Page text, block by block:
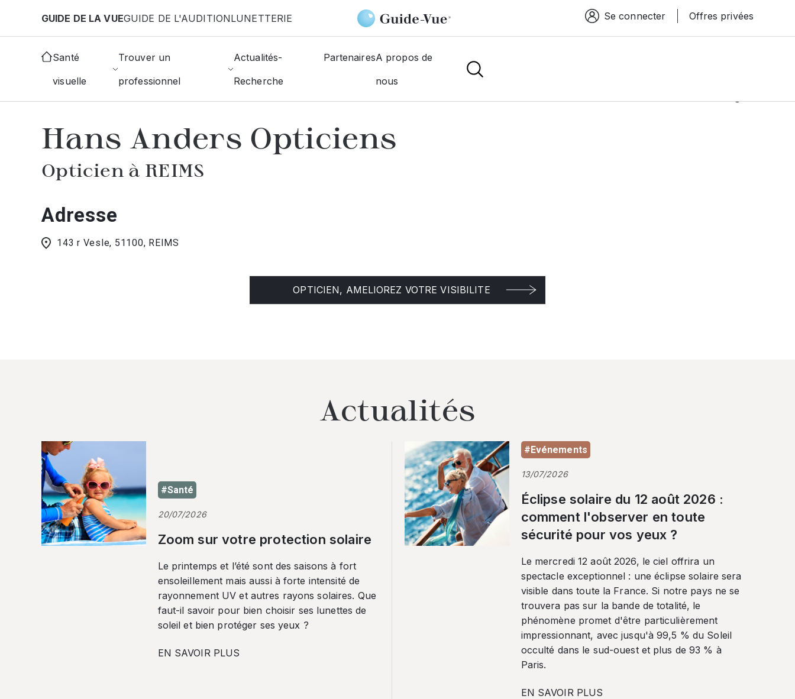
GUIDE DE LA VUEGUIDE DE L'AUDITIONLUNETTERIE Espace connexion
Se connecter Offres privées
Santé
visuelle
Trouver un
professionnel
Actualités-
Recherche
PartenairesA propos de
nous
Accueil Choisir mon opticien Reims Hans Anders Opticiens
Hans Anders Opticiens
Opticien à REIMS
Adresse
143 r Vesle, 51100, REIMS
OPTICIEN, AMELIOREZ VOTRE VISIBILITE
Actualités
#Santé
20/07/2026
Zoom sur votre protection solaire
Le printemps et l’été sont des saisons à fort
ensoleillement mais aussi à forte intensité de
rayonnement UV et autres rayons solaires. Que
faut-il savoir pour bien choisir ses lunettes de
soleil et bien protéger ses yeux ?
EN SAVOIR PLUS
#Evénements
13/07/2026
Éclipse solaire du 12 août 2026 :
comment l'observer en toute
sécurité pour vos yeux ?
Le mercredi 12 août 2026, le ciel offrira un
spectacle exceptionnel : une éclipse solaire sera
visible dans toute la France. Si notre pays ne se
trouvera pas sur la bande de totalité, le
phénomène promet d'être particulièrement
impressionnant, avec jusqu'à 99,5 % du Soleil
occulté dans le sud-ouest et plus de 93 % à
Paris.
EN SAVOIR PLUS